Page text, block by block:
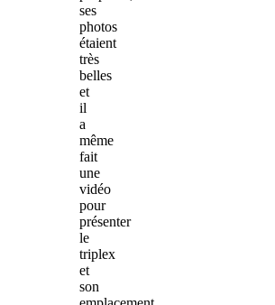
ses
photos
étaient
très
belles
et
il
a
même
fait
une
vidéo
pour
présenter
le
triplex
et
son